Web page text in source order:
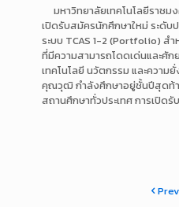
มหาวิทยาลัยเทคโนโลยีราช
เปิดรับสมัครนักศึกษาใหม่ ระดั
ระบบ TCAS 1-2 (Portfolio) ส
ที่มีความสามารถโดดเด่นและศัก
เทคโนโลยี นวัตกรรม และควา
คุณวุฒิ กำลังศึกษาอยู่ชั้นปีสุดท้า
สถานศึกษาทั่วประเทศ การเปิด